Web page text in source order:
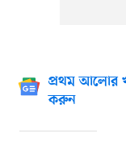
প্রথম আলোর
করুন